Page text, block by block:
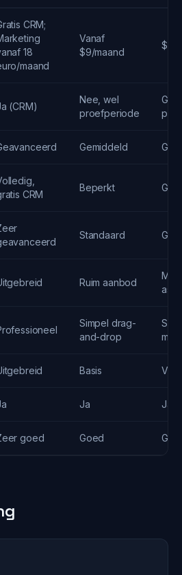
CRM;
18
maand
Vanaf
$9/maand
(CRM)
Nee, wel
proefperiode
Gemiddeld
CRM
Beperkt
Standaard
Ruim aanbod
Simpel drag-
and-drop
Basis
Ja Ja
goed Goed